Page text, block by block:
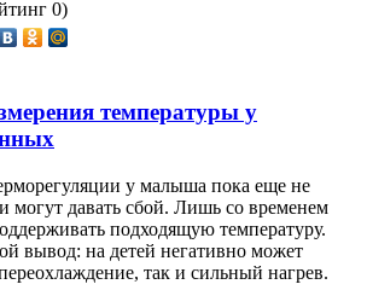
0)
температуры у
у малыша пока еще не
могут давать сбой. Лишь со временем
подходящую температуру.
вывод: на детей негативно может
так и сильный нагрев.